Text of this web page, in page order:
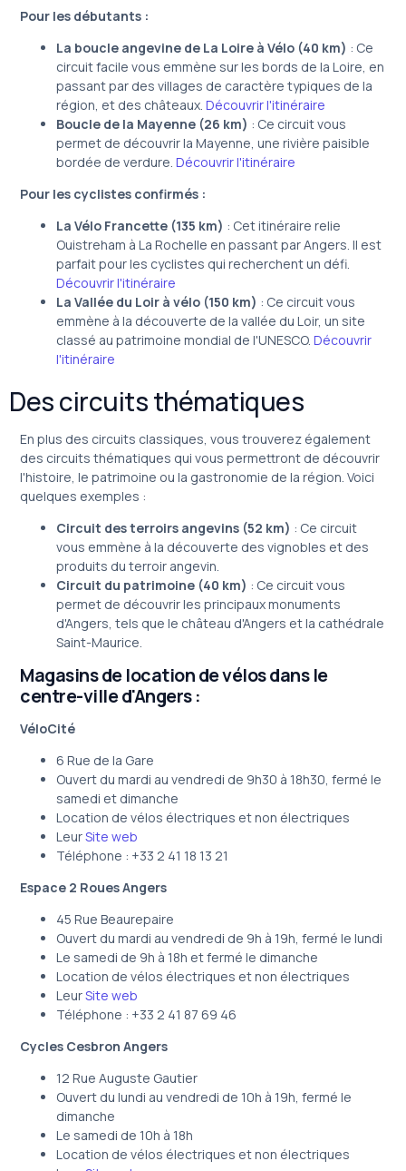
Pour les débutants :
La boucle angevine de La Loire à Vélo (40 km) : Ce
circuit facile vous emmène sur les bords de la Loire, en
passant par des villages de caractère typiques de la
région, et des châteaux. Découvrir l'itinéraire
Boucle de la Mayenne (26 km) : Ce circuit vous
permet de découvrir la Mayenne, une rivière paisible
bordée de verdure. Découvrir l'itinéraire
Pour les cyclistes confirmés :
La Vélo Francette (135 km) : Cet itinéraire relie
Ouistreham à La Rochelle en passant par Angers. Il est
parfait pour les cyclistes qui recherchent un défi.
Découvrir l'itinéraire
La Vallée du Loir à vélo (150 km) : Ce circuit vous
emmène à la découverte de la vallée du Loir, un site
classé au patrimoine mondial de l'UNESCO. Découvrir
l'itinéraire
Des circuits thématiques
En plus des circuits classiques, vous trouverez également
des circuits thématiques qui vous permettront de découvrir
l'histoire, le patrimoine ou la gastronomie de la région. Voici
quelques exemples :
Circuit des terroirs angevins (52 km) : Ce circuit
vous emmène à la découverte des vignobles et des
produits du terroir angevin.
Circuit du patrimoine (40 km) : Ce circuit vous
permet de découvrir les principaux monuments
d'Angers, tels que le château d'Angers et la cathédrale
Saint-Maurice.
Magasins de location de vélos dans le
centre-ville d'Angers :
VéloCité
6 Rue de la Gare
Ouvert du mardi au vendredi de 9h30 à 18h30, fermé le
samedi et dimanche
Location de vélos électriques et non électriques
LeurSite web
Téléphone : +33 2 41 18 13 21
Espace 2 Roues Angers
45 Rue Beaurepaire
Ouvert du mardi au vendredi de 9h à 19h, fermé le lundi
Le samedi de 9h à 18h et fermé le dimanche
Location de vélos électriques et non électriques
LeurSite web
Téléphone : +33 2 41 87 69 46
Cycles Cesbron Angers
12 Rue Auguste Gautier
Ouvert du lundi au vendredi de 10h à 19h, fermé le
dimanche
Le samedi de 10h à 18h
Location de vélos électriques et non électriques